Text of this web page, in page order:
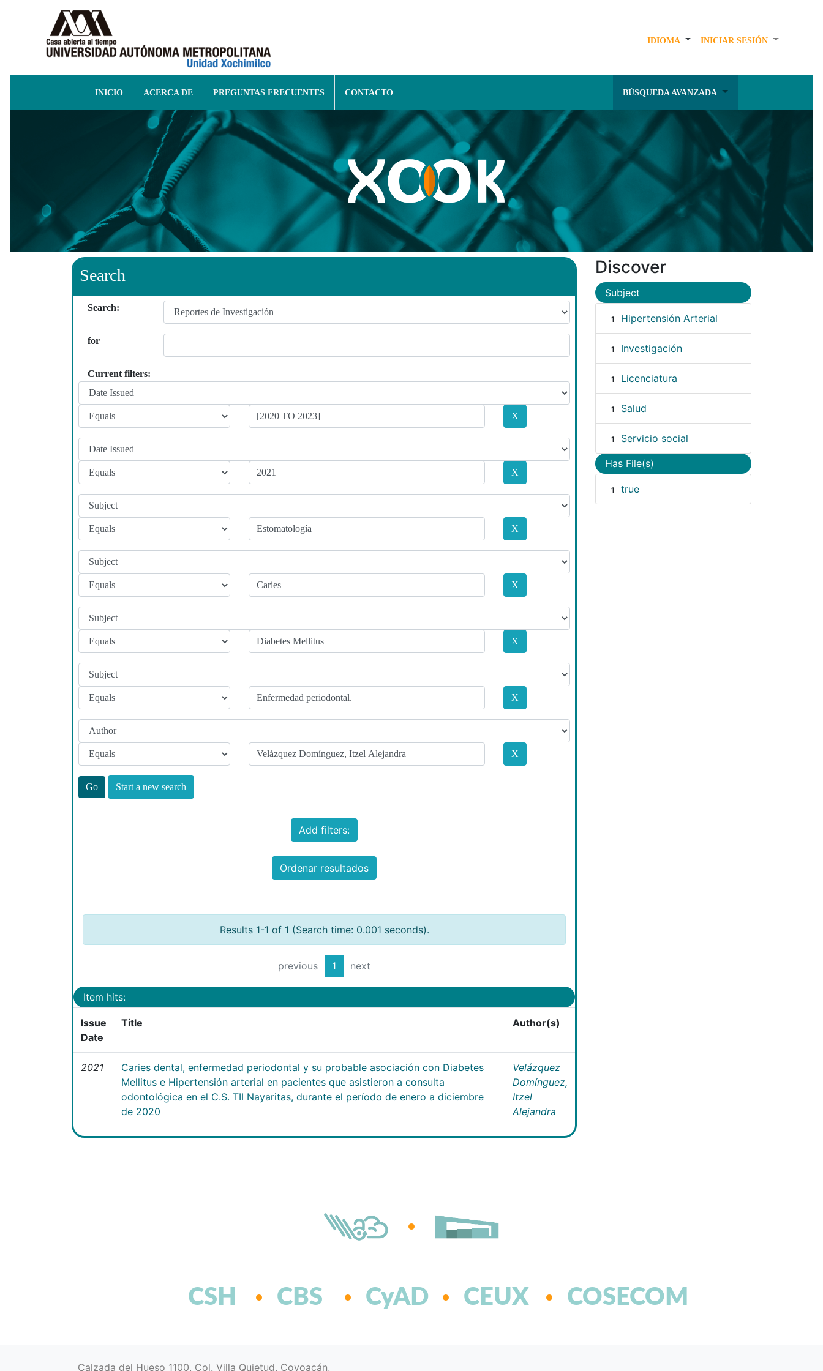
IDIOMA INICIAR SESIÓN
INICIO ACERCA DE PREGUNTAS FRECUENTES CONTACTO BÚSQUEDA AVANZADA
Search
Search:
for
Current filters:
Start a new search
Add filters:
Ordenar resultados
Results 1-1 of 1 (Search time: 0.001 seconds).
previous 1 next
Item hits:
Issue
Date
Title Author(s)
2021
Caries dental, enfermedad periodontal y su probable asociación con Diabetes
Mellitus e Hipertensión arterial en pacientes que asistieron a consulta
odontológica en el C.S. TII Nayaritas, durante el período de enero a diciembre
de 2020
Velázquez
Domínguez,
Itzel
Alejandra
Discover
Subject
1 Hipertensión Arterial
1 Investigación
1 Licenciatura
1 Salud
1 Servicio social
Has File(s)
1 true
CSH CBS CyAD CEUX COSECOM
Calzada del Hueso 1100, Col. Villa Quietud, Coyoacán,